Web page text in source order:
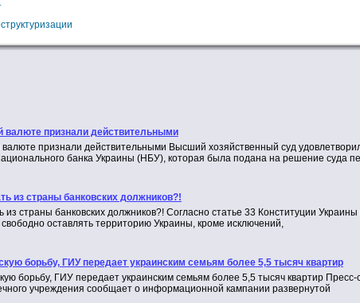
валюте признали действительными
признали действительными Высший хозяйственный суд
банка Украины (НБУ), которая была подана на решение суда
из страны банковских должников?!
из страны банковских должников?! Согласно статье 33 Конституции
оставлять территорию Украины, кроме исключений,
борьбу, ГИУ передает украинским семьям более 5,5 тысяч квартир
борьбу, ГИУ передает украинским семьям более 5,5 тысяч квартир Пресс-
учреждения сообщает о информационной кампании развернутой